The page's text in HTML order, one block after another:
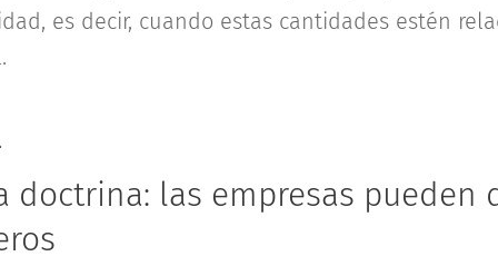
es decir, cuando estas cantidades estén
doctrina: las empresas pueden